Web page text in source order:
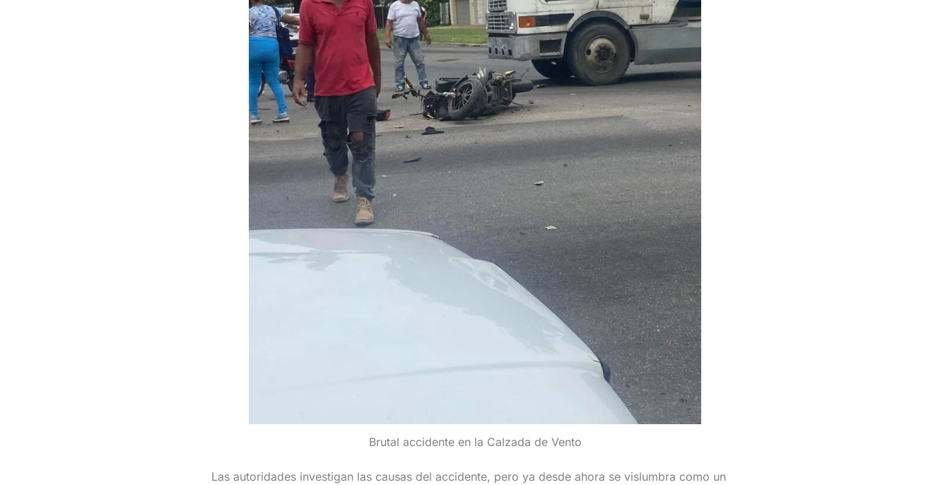
Brutal accidente en la Calzada de Vento
Las autoridades investigan las causas del accidente, pero ya desde ahora se vislumbra como un